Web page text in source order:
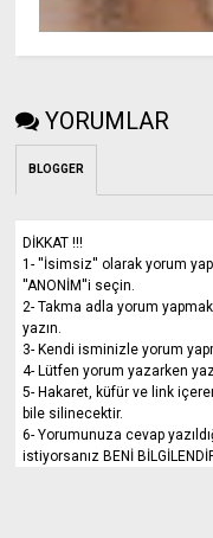
YORUMLAR
BLOGGER
DİKKAT !!!
1- ''İsimsiz'' olarak yorum
''ANONİM''i seçin.
2- Takma adla yorum
yazın.
3- Kendi isminizle yorum
4- Lütfen yorum yazarken
5- Hakaret, küfür ve link
bile silinecektir.
6- Yorumunuza cevap
istiyorsanız BENİ